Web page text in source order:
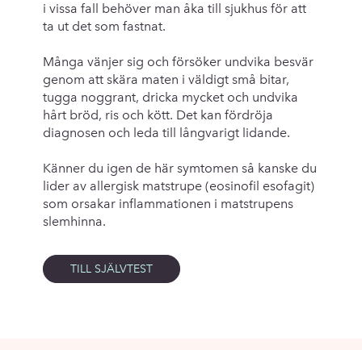
i vissa fall behöver man åka till sjukhus för att
ta ut det som fastnat.
Många vänjer sig och försöker undvika besvär
genom att skära maten i väldigt små bitar,
tugga noggrant, dricka mycket och undvika
hårt bröd, ris och kött. Det kan fördröja
diagnosen och leda till långvarigt lidande.
Känner du igen de här symtomen så kanske du
lider av allergisk matstrupe (eosinofil esofagit)
som orsakar inflammationen i matstrupens
slemhinna.
TILL SJÄLVTEST